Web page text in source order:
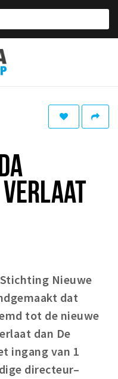
Nieuwe
dat
tot de nieuwe
dan De
ingang van 1
directeur–